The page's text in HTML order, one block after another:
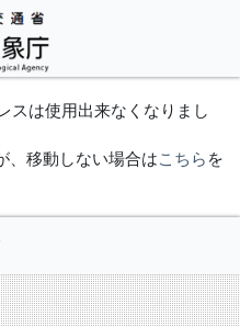
スは使用出来なくなりまし
、移動しない場合はこちら を